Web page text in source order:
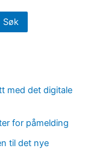
Søk
med det digitale
for påmelding
til det nye